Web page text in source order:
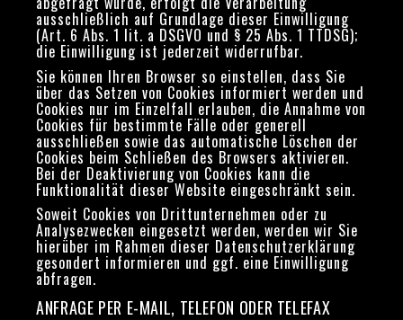
ausschließlich auf Grundlage dieser Einwilligung
(Art. 6 Abs. 1 lit. a DSGVO und § 25 Abs. 1 TTDSG);
die Einwilligung ist jederzeit widerrufbar.
Sie können Ihren Browser so einstellen, dass Sie
über das Setzen von Cookies informiert werden und
Cookies nur im Einzelfall erlauben, die Annahme von
Cookies für bestimmte Fälle oder generell
ausschließen sowie das automatische Löschen der
Cookies beim Schließen des Browsers aktivieren.
Bei der Deaktivierung von Cookies kann die
Funktionalität dieser Website eingeschränkt sein.
Soweit Cookies von Drittunternehmen oder zu
Analysezwecken eingesetzt werden, werden wir Sie
hierüber im Rahmen dieser Datenschutzerklärung
gesondert informieren und ggf. eine Einwilligung
abfragen.
ANFRAGE PER E-MAIL, TELEFON ODER TELEFAX